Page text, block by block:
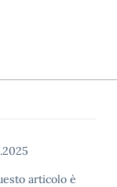
articolo è